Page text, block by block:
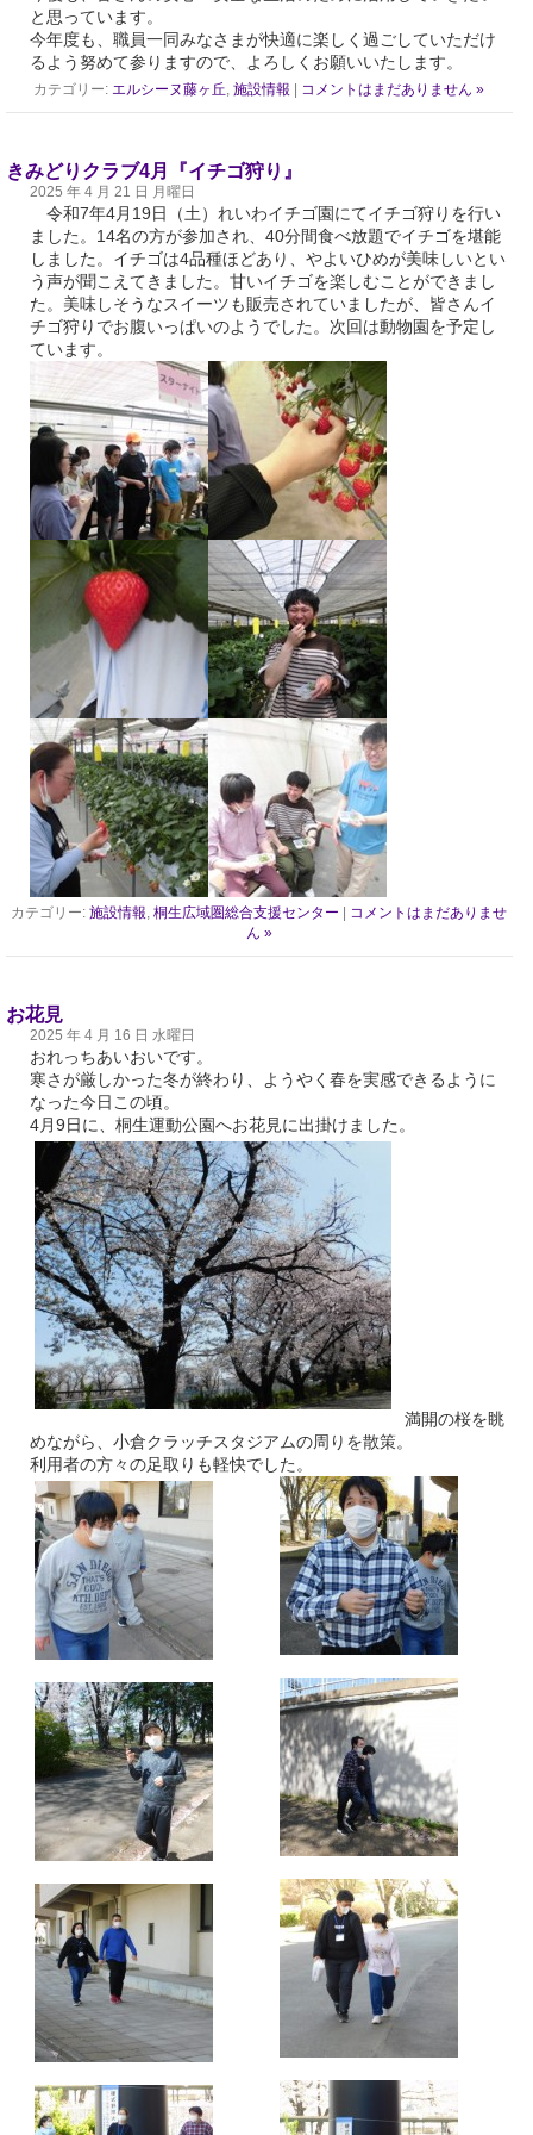
と思っています。
今年度も、職員一同みなさまが快適に楽しく過ごしていただけ
るよう努めて参りますので、よろしくお願いいたします。
カテゴリー:エルシーヌ藤ヶ丘,施設情報 コメントはまだありません »
きみどりクラブ4月『イチゴ狩り』
2025 年 4 月 21 日 月曜日
令和7年4月19日（土）れいわイチゴ園にてイチゴ狩りを行い
ました。14名の方が参加され、40分間食べ放題でイチゴを堪能
しました。イチゴは4品種ほどあり、やよいひめが美味しいとい
う声が聞こえてきました。甘いイチゴを楽しむことができまし
た。美味しそうなスイーツも販売されていましたが、皆さんイ
チゴ狩りでお腹いっぱいのようでした。次回は動物園を予定し
ています。
カテゴリー:施設情報,桐生広域圏総合支援センター
コメントはまだありませ
ん »
お花見
2025 年 4 月 16 日 水曜日
おれっちあいおいです。
寒さが厳しかった冬が終わり、ようやく春を実感できるように
なった今日この頃。
4月9日に、桐生運動公園へお花見に出掛けました。
満開の桜を眺
めながら、小倉クラッチスタジアムの周りを散策。
利用者の方々の足取りも軽快でした。